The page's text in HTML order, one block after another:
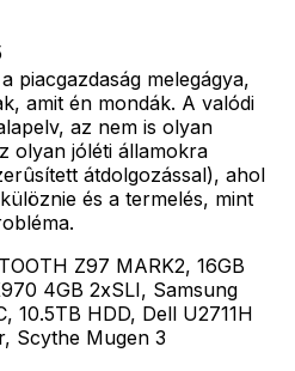
piacgazdaság melegágya,
amit én mondák. A valódi
az nem is olyan
olyan jóléti államokra
átdolgozással), ahol
és a termelés, mint
Z97 MARK2, 16GB
4GB 2xSLI, Samsung
10.5TB HDD, Dell U2711H
Scythe Mugen 3